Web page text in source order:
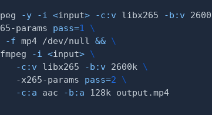
-y -i <input> -c:v libx265 -b:v
params
pass=1
\
-f mp4 /dev/null &&
\
ffmpeg
-i <input>
\
-c:v libx265 -b:v 2600k \
        -x265-params
pass=2
\
-c:a aac -b:a 128k output.mp4